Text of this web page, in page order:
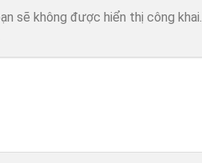
sẽ không được hiển thị công khai.